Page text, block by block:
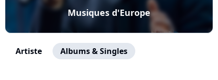
Musiques d'Europe
Artiste Albums & Singles